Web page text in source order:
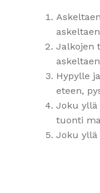
Jalkojen
Hypylle
eteen,
Joku yllä
tuonti
Joku yllä